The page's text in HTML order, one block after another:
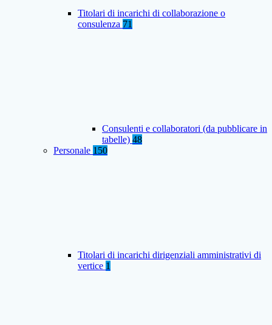
Titolari di incarichi di collaborazione o
consulenza 71
Consulenti e collaboratori (da pubblicare in
tabelle) 48
Personale 150
Titolari di incarichi dirigenziali amministrativi di
vertice 1